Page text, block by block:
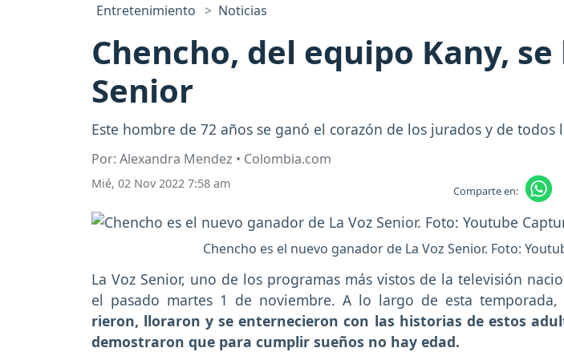
Entretenimiento Noticias
Chencho, del equipo Kany,
Senior
Este hombre de 72 años se ganó el corazón de los jurados y de todos
Por: Alexandra Mendez • Colombia.com
Mié, 02 Nov 2022 7:58 am Comparte en:
Chencho es el nuevo ganador de La Voz Senior. Foto:
La Voz Senior, uno de los programas más vistos de la televisión
el pasado martes 1 de noviembre. A lo largo de esta temporada,
rieron, lloraron y se enternecieron con las historias de estos
demostraron que para cumplir sueños no hay edad.